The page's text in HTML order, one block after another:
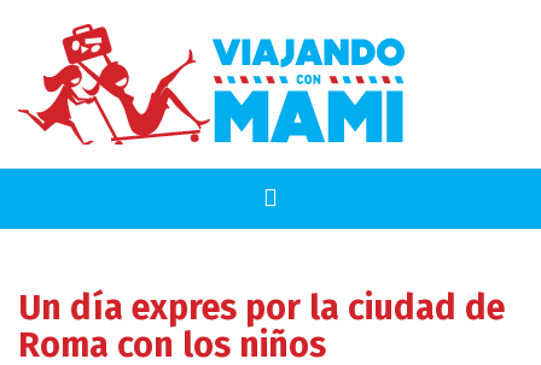
Un día expres por la ciudad de
Roma con los niños